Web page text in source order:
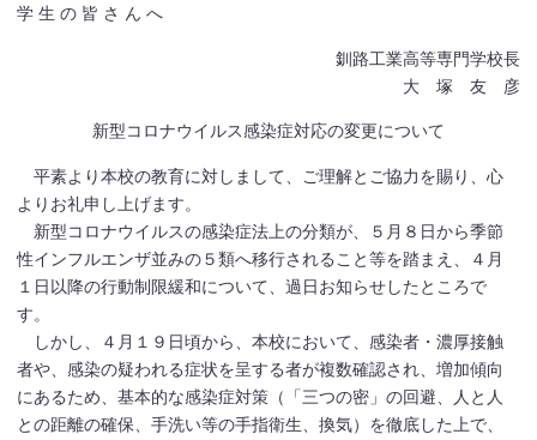
学 生 の 皆 さ ん へ
釧路工業高等専門学校長
大 塚 友 彦
新型コロナウイルス感染症対応の変更について
平素より本校の教育に対しまして、ご理解とご協力を賜り、心
よりお礼申し上げます。
新型コロナウイルスの感染症法上の分類が、５月８日から季節
性インフルエンザ並みの５類へ移行されること等を踏まえ、４月
１日以降の行動制限緩和について、過日お知らせしたところで
す。
しかし、４月１９日頃から、本校において、感染者・濃厚接触
者や、感染の疑われる症状を呈する者が複数確認され、増加傾向
にあるため、基本的な感染症対策（「三つの密」の回避、人と人
との距離の確保、手洗い等の手指衛生、換気）を徹底した上で、